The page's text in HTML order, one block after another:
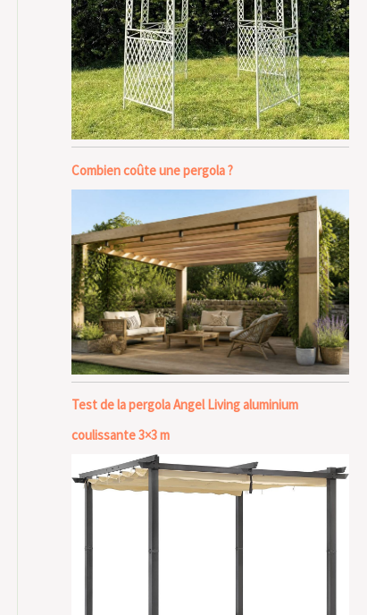
Combien coûte une pergola ?
Test de la pergola Angel Living aluminium
coulissante 3×3 m